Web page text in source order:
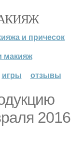
и причесок
макияж
игры отзывы
2016